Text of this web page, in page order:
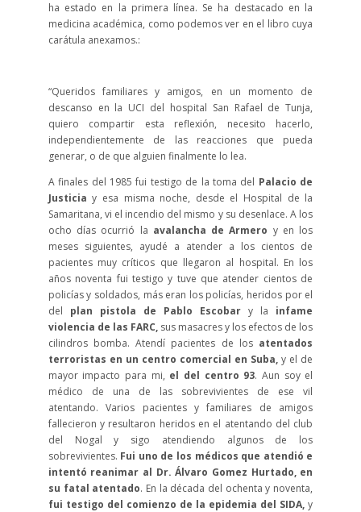
ha estado en la primera línea. Se ha destacado en la
medicina académica, como podemos ver en el libro cuya
carátula anexamos.:
“Queridos familiares y amigos, en un momento de
descanso en la UCI del hospital San Rafael de Tunja,
quiero compartir esta reflexión, necesito hacerlo,
independientemente de las reacciones que pueda
generar, o de que alguien finalmente lo lea.
A finales del 1985 fui testigo de la toma del Palacio de
Justicia y esa misma noche, desde el Hospital de la
Samaritana, vi el incendio del mismo y su desenlace. A los
ocho días ocurrió la avalancha de Armero y en los
meses siguientes, ayudé a atender a los cientos de
pacientes muy críticos que llegaron al hospital. En los
años noventa fui testigo y tuve que atender cientos de
policías y soldados, más eran los policías, heridos por el
del plan pistola de Pablo Escobar y la infame
violencia de las FARC,sus masacres y los efectos de los
cilindros bomba. Atendí pacientes de los atentados
terroristas en un centro comercial en Suba, y el de
mayor impacto para mi, el del centro 93. Aun soy el
médico de una de las sobrevivientes de ese vil
atentando. Varios pacientes y familiares de amigos
fallecieron y resultaron heridos en el atentando del club
del Nogal y sigo atendiendo algunos de los
sobrevivientes. Fui uno de los médicos que atendió e
intentó reanimar al Dr. Álvaro Gomez Hurtado, en
su fatal atentado. En la década del ochenta y noventa,
fui testigo del comienzo de la epidemia del SIDA, y